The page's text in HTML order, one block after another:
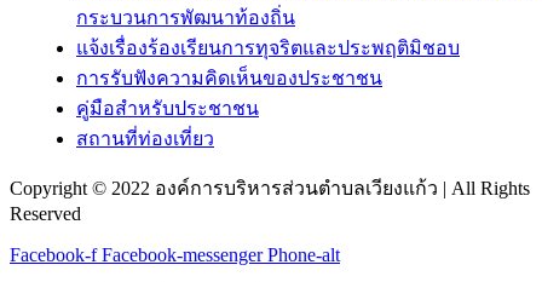
กระบวนการพัฒนาท้องถิ่น
แจ้งเรื่องร้องเรียนการทุจริตและประพฤติมิชอบ
การรับฟังความคิดเห็นของประชาชน
คู่มือสำหรับประชาชน
สถานที่ท่องเที่ยว
Copyright © 2022 องค์การบริหารส่วนตำบลเวียงแก้ว | All Rights
Reserved
Facebook-f Facebook-messenger Phone-alt